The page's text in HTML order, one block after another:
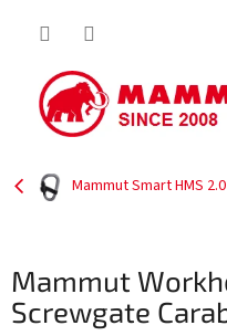
Mammut Smart HMS
Mammut
Screwgate